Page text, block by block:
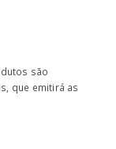
são
que emitirá as